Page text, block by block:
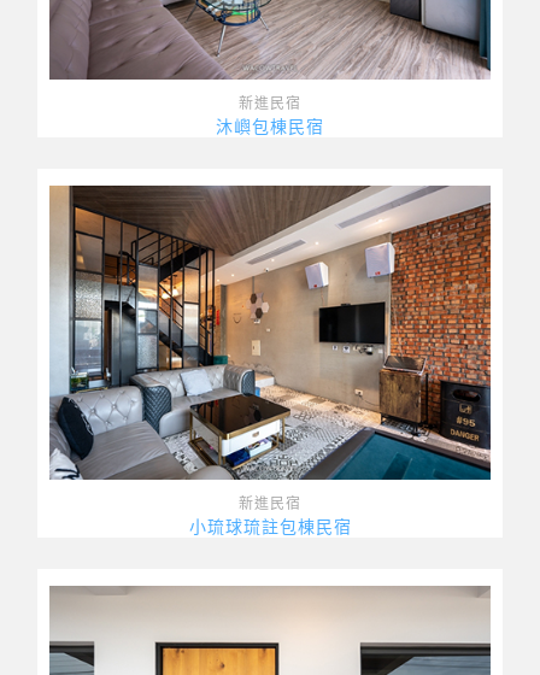
新進民宿
沐嶼包棟民宿
新進民宿
小琉球琉註包棟民宿